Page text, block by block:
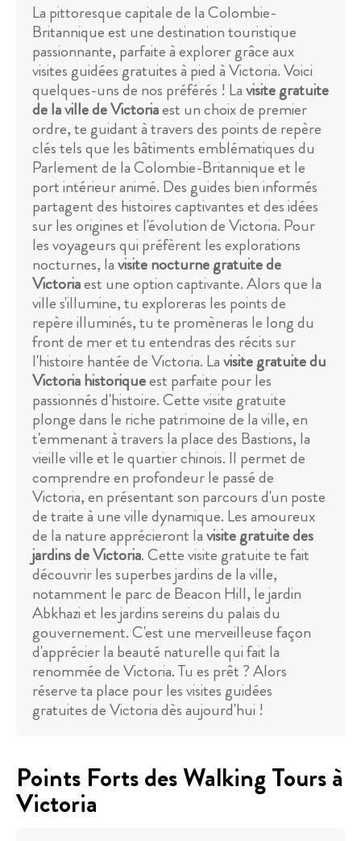
La pittoresque capitale de la Colombie-
Britannique est une destination touristique
passionnante, parfaite à explorer grâce aux
visites guidées gratuites à pied à Victoria. Voici
quelques-uns de nos préférés ! Lavisite gratuite
de la ville de Victoriaest un choix de premier
ordre, te guidant à travers des points de repère
clés tels que les bâtiments emblématiques du
Parlement de la Colombie-Britannique et le
port intérieur animé. Des guides bien informés
partagent des histoires captivantes et des idées
sur les origines et l'évolution de Victoria. Pour
les voyageurs qui préfèrent les explorations
nocturnes, lavisite nocturne gratuite de
Victoriaest une option captivante. Alors que la
ville s'illumine, tu exploreras les points de
repère illuminés, tu te promèneras le long du
front de mer et tu entendras des récits sur
l'histoire hantée de Victoria. Lavisite gratuite du
Victoria historiqueest parfaite pour les
passionnés d'histoire. Cette visite gratuite
plonge dans le riche patrimoine de la ville, en
t'emmenant à travers la place des Bastions, la
vieille ville et le quartier chinois. Il permet de
comprendre en profondeur le passé de
Victoria, en présentant son parcours d'un poste
de traite à une ville dynamique. Les amoureux
de la nature apprécieront lavisite gratuite des
jardins de Victoria. Cette visite gratuite te fait
découvrir les superbes jardins de la ville,
notamment le parc de Beacon Hill, le jardin
Abkhazi et les jardins sereins du palais du
gouvernement. C'est une merveilleuse façon
d'apprécier la beauté naturelle qui fait la
renommée de Victoria. Tu es prêt ? Alors
réserve ta place pour les visites guidées
gratuites de Victoria dès aujourd'hui !
Points Forts des Walking Tours à
Victoria